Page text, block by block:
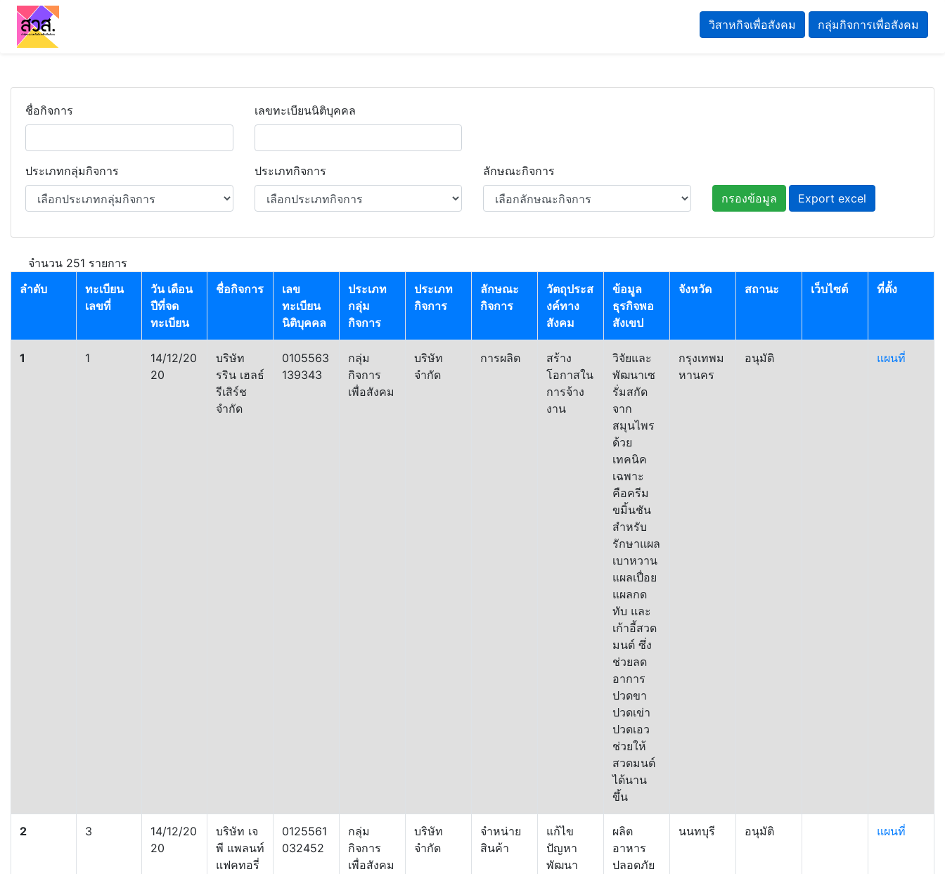
วิสาหกิจเพื่อสังคม กลุ่มกิจการเพื่อสังคม
ชื่อกิจการ เลขทะเบียนนิติบุคคล
ประเภทกลุ่มกิจการ ประเภทกิจการ
ลักษณะกิจการ
กรองข้อมูล
Export excel
จำนวน 251 รายการ
ลำดับ
ทะเบียน
เลขที่
วัน เดือน
ปีที่จด
ทะเบียน
ชื่อกิจการ
เลข
ทะเบียน
นิติบุคคล
ประเภท
กลุ่ม
กิจการ
ประเภท
กิจการ
ลักษณะ
กิจการ
วัตถุประส
งค์ทาง
สังคม
ข้อมูล
ธุรกิจพอ
สังเขป
จังหวัด สถานะ เว็บไซต์ ที่ตั้ง
1 1
14/12/20
20
บริษัท
รริน เฮลธ์
รีเสิร์ช
จำกัด
0105563
139343
กลุ่ม
กิจการ
เพื่อสังคม
บริษัท
จำกัด
การผลิต
สร้าง
โอกาสใน
การจ้าง
งาน
วิจัยและ
พัฒนาเซ
รั่มสกัด
จาก
สมุนไพร
ด้วย
เทคนิค
เฉพาะ
คือครีม
ขมิ้นชัน
สำหรับ
รักษาแผล
เบาหวาน
แผลเปื่อย
แผลกด
ทับ และ
เก้าอี้สวด
มนต์ ซึ่ง
ช่วยลด
อาการ
ปวดขา
ปวดเข่า
ปวดเอว
ช่วยให้
สวดมนต์
ได้นาน
ขึ้น
กรุงเทพม
หานคร
อนุมัติ แผนที่
2 3
14/12/20
20
บริษัท เจ
พี แพลนท์
แฟคทอรี่
0125561
032452
กลุ่ม
กิจการ
เพื่อสังคม
บริษัท
จำกัด
จำหน่าย
สินค้า
แก้ไข
ปัญหา
พัฒนา
ผลิต
อาหาร
ปลอดภัย
นนทบุรี อนุมัติ แผนที่